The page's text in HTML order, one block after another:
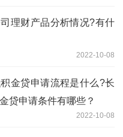
理财产品分析情况?有什
2022-10-08
金贷申请流程是什么?长
贷申请条件有哪些？
2022-10-08